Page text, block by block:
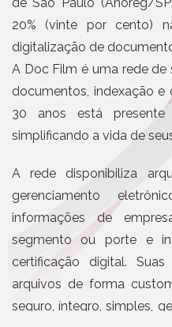
20% (vinte por cento)
digitalização de
A Doc Film é uma rede
documentos, indexação e
30 anos está
simplificando a vida de
A rede disponibiliza
gerenciamento
informações de
segmento ou porte e
certificação digital.
arquivos de forma
seguro, íntegro, simples,